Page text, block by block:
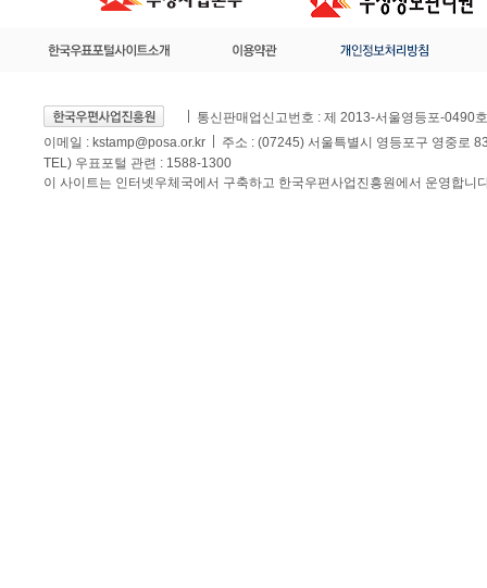
통신판매업신고번호 : 제 2013-서울영등포-0490호
이메일 : kstamp@posa.or.kr
주소 : (07245) 서울특별시 영등포구 영중로
TEL) 우표포털 관련 : 1588-1300
이 사이트는 인터넷우체국에서 구축하고 한국우편사업진흥원에서 운영합니